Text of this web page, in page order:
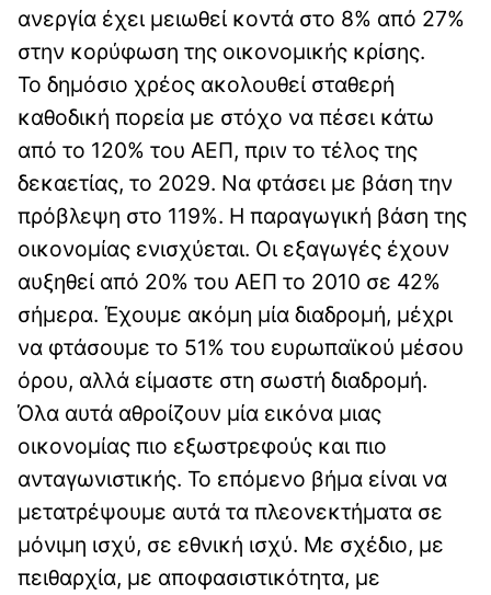
ανεργία έχει μειωθεί κοντά στο 8% από 27%
στην κορύφωση της οικονομικής κρίσης.
Το δημόσιο χρέος ακολουθεί σταθερή
καθοδική πορεία με στόχο να πέσει κάτω
από το 120% του ΑΕΠ, πριν το τέλος της
δεκαετίας, το 2029. Να φτάσει με βάση την
πρόβλεψη στο 119%. Η παραγωγική βάση της
οικονομίας ενισχύεται. Οι εξαγωγές έχουν
αυξηθεί από 20% του ΑΕΠ το 2010 σε 42%
σήμερα. Έχουμε ακόμη μία διαδρομή, μέχρι
να φτάσουμε το 51% του ευρωπαϊκού μέσου
όρου, αλλά είμαστε στη σωστή διαδρομή.
Όλα αυτά αθροίζουν μία εικόνα μιας
οικονομίας πιο εξωστρεφούς και πιο
ανταγωνιστικής. Το επόμενο βήμα είναι να
μετατρέψουμε αυτά τα πλεονεκτήματα σε
μόνιμη ισχύ, σε εθνική ισχύ. Με σχέδιο, με
πειθαρχία, με αποφασιστικότητα, με